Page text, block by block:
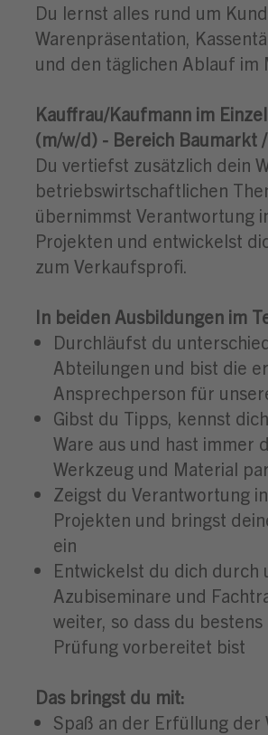
Du lernst alles rund um
Warenpräsentation,
und den täglichen Ablauf im
Kauffrau/Kaufmann im
(m/w/d) - Bereich Baumarkt
Du vertiefst zusätzlich dein
betriebswirtschaftlichen
übernimmst Verantwortung
Projekten und entwickelst
zum Verkaufsprofi.
In beiden Ausbildungen im
Durchläufst du
Abteilungen und bist die
Ansprechperson für
Gibst du Tipps, kennst
Ware aus und hast immer
Werkzeug und Material
Zeigst du Verantwortung
Projekten und bringst
ein
Entwickelst du dich durch
Azubiseminare und
weiter, so dass du
Prüfung vorbereitet bist
Das bringst du mit:
Spaß an der Erfüllung der